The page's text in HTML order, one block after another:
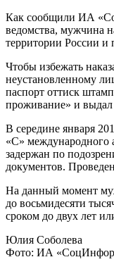
Как сообщили ИА
ведомства, мужчина
территории России и
Чтобы избежать
неустановленному
паспорт оттиск
проживание» и
В середине января
«С» международного
задержан по
документов.
На данный момент
до восьмидесяти
сроком до двух лет
Юлия Соболева
Фото: ИА